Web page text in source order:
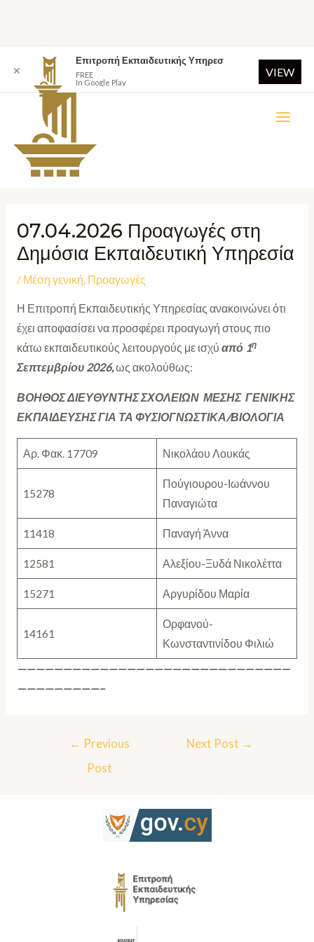
07.04.2026 Προαγωγές στη
Δημόσια Εκπαιδευτική Υπηρεσία
/ Μέση γενική, Προαγωγές
Η Επιτροπή Εκπαιδευτικής Υπηρεσίας ανακοινώνει ότι
έχει αποφασίσει να προσφέρει προαγωγή στους πιο
κάτω εκπαιδευτικούς λειτουργούς με ισχύ από 1η
Σεπτεμβρίου 2026,ως ακολούθως:
ΒΟΗΘΟΣ ΔΙΕΥΘΥΝΤΗΣ ΣΧΟΛΕΙΩΝ ΜΕΣΗΣ ΓΕΝΙΚΗΣ
ΕΚΠΑΙΔΕΥΣΗΣ ΓΙΑ ΤΑ ΦΥΣΙΟΓΝΩΣΤΙΚΑ/ΒΙΟΛΟΓΙΑ
Αρ. Φακ. 17709 Νικολάου Λουκάς
15278
Πούγιουρου-Ιωάννου
Παναγιώτα
11418 Παναγή Άννα
12581 Αλεξίου-Ξυδά Νικολέττα
15271 Αργυρίδου Μαρία
14161
Ορφανού-
Κωνσταντινίδου Φιλιώ
——————————————————————————————
—————————–
← Previous
Post
Next Post →
✕
Επιτροπή Εκπαιδευτικής Υπηρεσ
FREE
In Google Play
VIEW